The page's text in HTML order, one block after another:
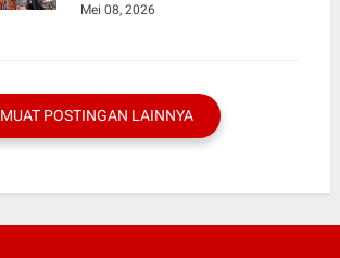
Handphone
Mei 08, 2026
MUAT POSTINGAN LAINNYA